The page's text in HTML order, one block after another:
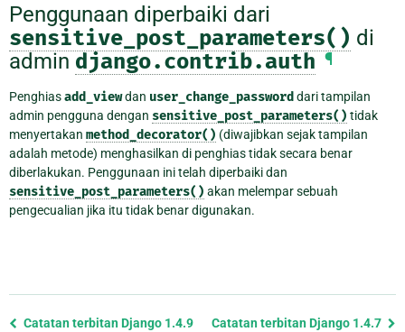
Penggunaan diperbaiki dari
sensitive_post_parameters() di
admin django.contrib.auth ¶
Penghiasadd_viewdan user_change_password dari tampilan
admin pengguna dengan sensitive_post_parameters() tidak
menyertakan method_decorator() (diwajibkan sejak tampilan
adalah metode) menghasilkan di penghias tidak secara benar
diberlakukan. Penggunaan ini telah diperbaiki dan
sensitive_post_parameters() akan melempar sebuah
pengecualian jika itu tidak benar digunakan.
Previous
Catatan terbitan Django 1.4.9 Catatan terbitan Django 1.4.7